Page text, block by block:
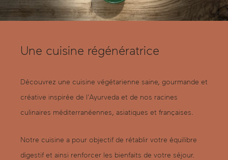
Une cuisine régénératrice
Découvrez une cuisine végétarienne saine, gourmande et
créative inspirée de l’Ayurveda et de nos racines
culinaires méditerranéennes, asiatiques et françaises.
Notre cuisine a pour objectif de rétablir votre équilibre
digestif et ainsi renforcer les bienfaits de votre séjour.